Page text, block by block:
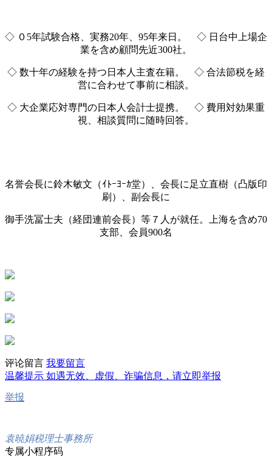
◇ ０5年試験合格、実務20年、95年来日。 ◇ 日台中上場企
業を含め顧問先近300社。
◇ 数十年の経験を持つ日本人主査在籍。 ◇ 合法節税を経
営に合わせて事前に相談。
◇ 大企業応対専門の日本人会計士提携。 ◇ 費用対効果重
視、相談質問に随時回答。
名誉会長に鈴木敏文（ｲﾄｰﾖｰｶ堂）、会長に足立直樹（凸版印
刷）、副会長に
御手洗冨士夫（経団連前会長）等７人が就任。上海を含め70
支部、会員900名
评论留言 我要留言
温馨提示 如遇无效、虚假、诈骗信息，请立即举报
举报
袁暁娟税理士事務所
专属小程序码